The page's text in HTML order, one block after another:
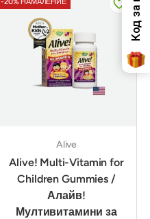
Alive
Alive! Multi-Vitamin for
Children Gummies /
Алайв!
Мултивитамини за